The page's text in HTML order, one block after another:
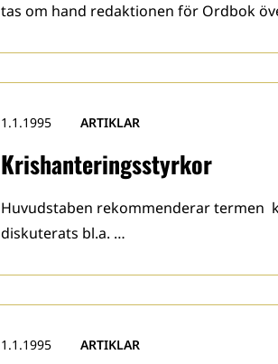
tas om hand redaktionen för Ordbok
Krishanteringsstyrkor
1.1.1995 ARTIKLAR
Huvudstaben rekommenderar termen
diskuterats bl.a. …
1.1.1995 ARTIKLAR